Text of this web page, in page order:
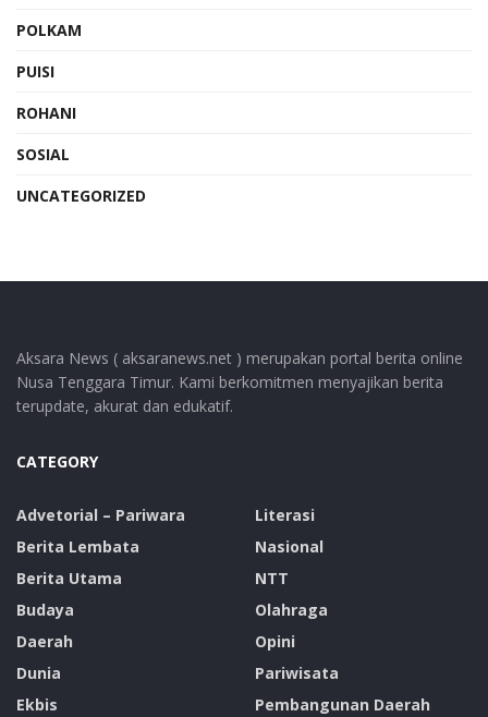
POLKAM
PUISI
ROHANI
SOSIAL
UNCATEGORIZED
Aksara News ( aksaranews.net ) merupakan portal berita online
Nusa Tenggara Timur. Kami berkomitmen menyajikan berita
terupdate, akurat dan edukatif.
CATEGORY
Advetorial – Pariwara
Berita Lembata
Berita Utama
Budaya
Daerah
Dunia
Ekbis
Literasi
Nasional
NTT
Olahraga
Opini
Pariwisata
Pembangunan Daerah